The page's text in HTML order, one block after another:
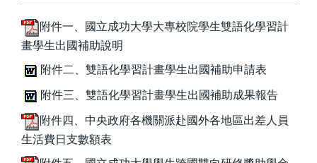
附件一、國立成功大學大專校院學生雙語化學習計
畫學生出國補助說明
附件二、雙語化學習計畫學生出國補助申請表
附件三、雙語化學習計畫學生出國補助成果報告
附件四、中央政府各機關派赴國外各地區出差人員
生活費日支數額表